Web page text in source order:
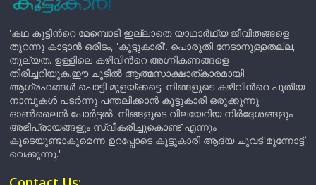
'കഥ കൂട്ടിന്‍റെ മേമ്പൊടി ഇല്ലാതെ യാഥാർഥ്യ ജീവിതങ്ങളെ
തുറന്നു കാട്ടാൻ ഒരിടം, 'കൂട്ടുകാരി'. പൊരുതി നേടാനുള്ളതല്ല,
തുല്യത. ഉള്ളിലെ കഴിവിന്‍റെ അഗ്നികണങ്ങളെ
തിരിച്ചറിയുക.ഈ ചൂടിൽ ആത്മസാക്ഷാത്കാരമായി
ആഗ്രഹങ്ങൾ പൊട്ടി മുളയ്ക്കട്ടെ. നിങ്ങളുടെ കഴിവിന്‍റെ പുതിയ
നാമ്പുകൾ പടർന്നു പന്തലിക്കാൻ കൂട്ടുകാരി ഒരുക്കുന്നു
ഓൺലൈൻ പോർട്ടൽ. നിങ്ങളുടെ വിലയേറിയ നിർദ്ദേശങ്ങളും
അഭിപ്രായങ്ങളും സ്വീകരിച്ചുകൊണ്ട് എന്നും
കൂടെയുണ്ടാകുമെന്ന ഉറപ്പോടെ കൂട്ടുകാരി ആദ്യ ചുവട് മുന്നോട്ട്
വെക്കുന്നു.'